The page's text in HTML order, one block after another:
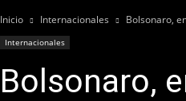
Inicio Internacionales Bolsonaro,
Internacionales
Bolsonaro,